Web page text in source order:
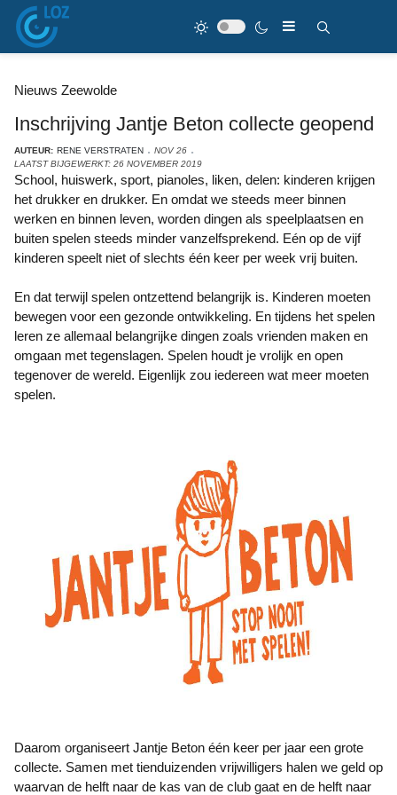
Nieuws Zeewolde
Inschrijving Jantje Beton collecte geopend
AUTEUR: RENE VERSTRATEN
NOV 26
LAATST BIJGEWERKT: 26 NOVEMBER 2019
School, huiswerk, sport, pianoles, liken, delen: kinderen krijgen
het drukker en drukker. En omdat we steeds meer binnen
werken en binnen leven, worden dingen als speelplaatsen en
buiten spelen steeds minder vanzelfsprekend. Eén op de vijf
kinderen speelt niet of slechts één keer per week vrij buiten.
En dat terwijl spelen ontzettend belangrijk is. Kinderen moeten
bewegen voor een gezonde ontwikkeling. En tijdens het spelen
leren ze allemaal belangrijke dingen zoals vrienden maken en
omgaan met tegenslagen. Spelen houdt je vrolijk en open
tegenover de wereld. Eigenlijk zou iedereen wat meer moeten
spelen.
Daarom organiseert Jantje Beton één keer per jaar een grote
collecte. Samen met tienduizenden vrijwilligers halen we geld op
waarvan de helft naar de kas van de club gaat en de helft naar